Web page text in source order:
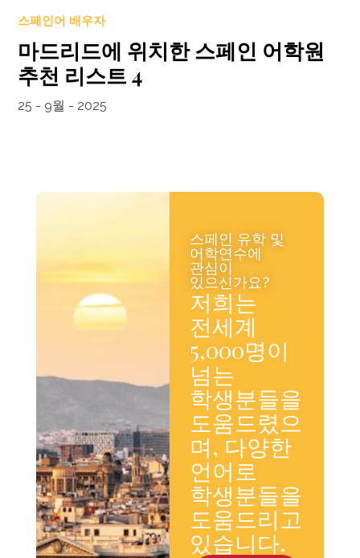
스페인어 배우자
마드리드에 위치한 스페인 어학원
추천 리스트 4
25 - 9월 - 2025
스페인 유학 및
어학연수에
관심이
있으신가요?
저희는
전세계
5,000명이
넘는
학생분들을
도움드렸으
며, 다양한
언어로
학생분들을
도움드리고
있습니다.